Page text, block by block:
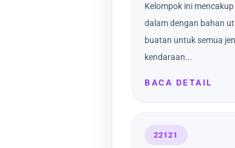
Kelompok ini
dalam dengan bahan
buatan untuk semua
kendaraan...
BACA DETAIL
22121